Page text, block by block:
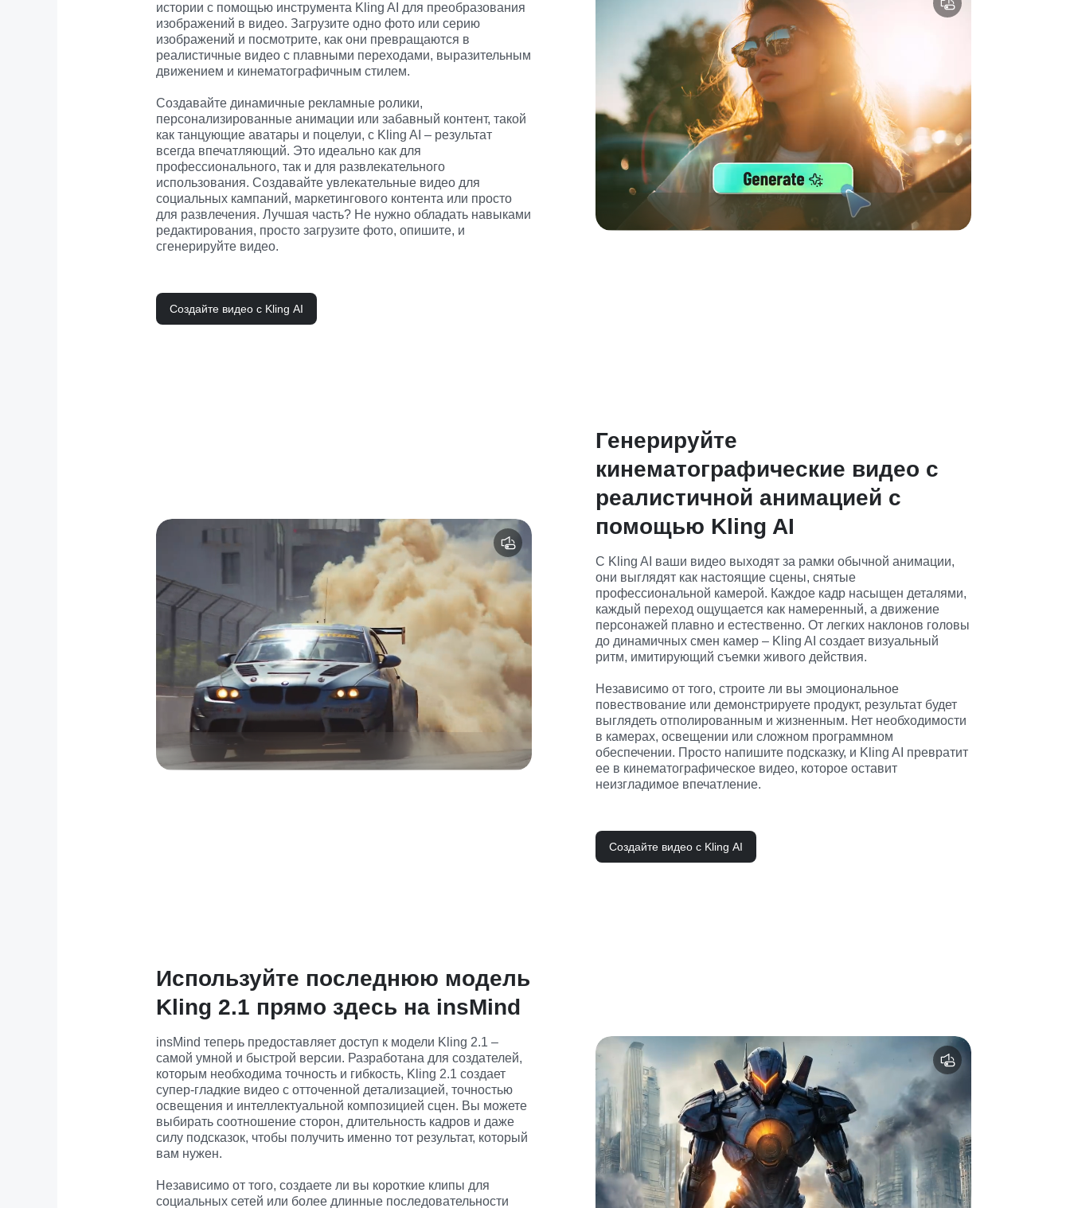
истории с помощью инструмента Kling AI для преобразования
изображений в видео. Загрузите одно фото или серию
изображений и посмотрите, как они превращаются в
реалистичные видео с плавными переходами, выразительным
движением и кинематографичным стилем.
Создавайте динамичные рекламные ролики,
персонализированные анимации или забавный контент, такой
как танцующие аватары и поцелуи, с Kling AI – результат
всегда впечатляющий. Это идеально как для
профессионального, так и для развлекательного
использования. Создавайте увлекательные видео для
социальных кампаний, маркетингового контента или просто
для развлечения. Лучшая часть? Не нужно обладать навыками
редактирования, просто загрузите фото, опишите, и
сгенерируйте видео.
Создайте видео с Kling AI
Генерируйте
кинематографические видео с
реалистичной анимацией с
помощью Kling AI
С Kling AI ваши видео выходят за рамки обычной анимации,
они выглядят как настоящие сцены, снятые
профессиональной камерой. Каждое кадр насыщен деталями,
каждый переход ощущается как намеренный, а движение
персонажей плавно и естественно. От легких наклонов головы
до динамичных смен камер – Kling AI создает визуальный
ритм, имитирующий съемки живого действия.
Независимо от того, строите ли вы эмоциональное
повествование или демонстрируете продукт, результат будет
выглядеть отполированным и жизненным. Нет необходимости
в камерах, освещении или сложном программном
обеспечении. Просто напишите подсказку, и Kling AI превратит
ее в кинематографическое видео, которое оставит
неизгладимое впечатление.
Создайте видео с Kling AI
Используйте последнюю модель
Kling 2.1 прямо здесь на insMind
insMind теперь предоставляет доступ к модели Kling 2.1 –
самой умной и быстрой версии. Разработана для создателей,
которым необходима точность и гибкость, Kling 2.1 создает
супер-гладкие видео с отточенной детализацией, точностью
освещения и интеллектуальной композицией сцен. Вы можете
выбирать соотношение сторон, длительность кадров и даже
силу подсказок, чтобы получить именно тот результат, который
вам нужен.
Независимо от того, создаете ли вы короткие клипы для
социальных сетей или более длинные последовательности